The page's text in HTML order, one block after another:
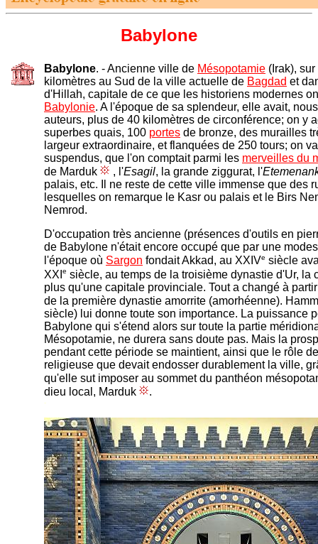
Babylone
Babylone. - Ancienne ville de Mésopotamie (Irak),
kilomètres au Sud de la ville actuelle de Bagdad et
d'Hillah, capitale de ce que les historiens modernes
Babylonie. A l'époque de sa splendeur, elle avait,
auteurs, plus de 40 kilomètres de circonférence; on y
superbes quais, 100 portes de bronze, des murailles
largeur extraordinaire, et flanquées de 250 tours; on
suspendus, que l'on comptait parmi les merveilles du
de Marduk
, l'Esagil, la grande ziggurat, l'
palais, etc. Il ne reste de cette ville immense que des
lesquelles on remarque le Kasr ou palais et le Birs
Nemrod.
D'occupation très ancienne (présences d'outils en
de Babylone n'était encore occupé que par une
l'époque où Sargon fondait Akkad, au XXIVe siècle
XXI e siècle, au temps de la troisième dynastie d'Ur, la
plus qu'une capitale provinciale. Tout a changé à
de la première dynastie amorrite (amorhéenne).
siècle) lui donne toute son importance. La puissance
Babylone qui s'étend alors sur toute la partie
Mésopotamie, ne durera sans doute pas. Mais la
pendant cette période se maintient, ainsi que le rôle
religieuse que devait endosser durablement la ville,
qu'elle sut imposer au sommet du panthéon
dieu local, Marduk
.
-